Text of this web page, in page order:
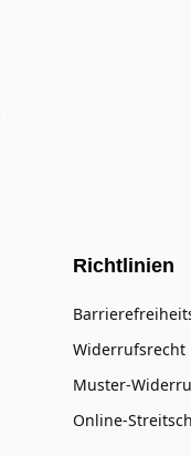
Richtlinien
Widerrufsrecht
Muster-
Online-